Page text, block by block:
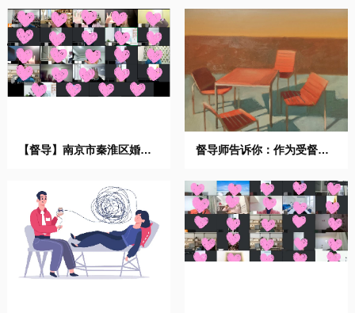
【督导】南京市秦淮区婚姻
督导师告诉你：作为受督